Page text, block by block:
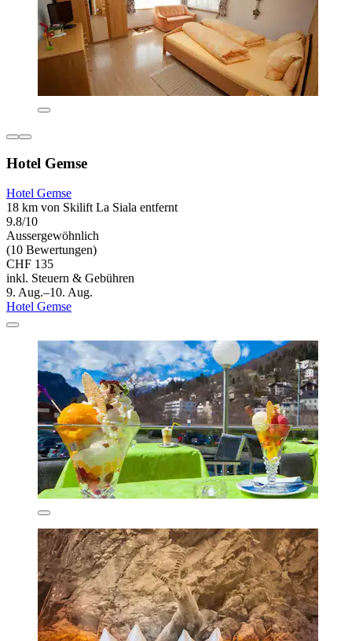
Hotel Gemse
Hotel Gemse
18 km von Skilift La Siala entfernt
9.8/10
Aussergewöhnlich
(10 Bewertungen)
CHF 135
inkl. Steuern & Gebühren
9. Aug.–10. Aug.
Hotel Gemse